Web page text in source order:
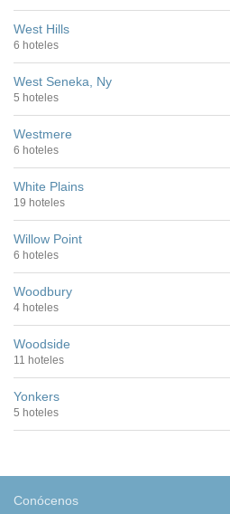
West Hills
6 hoteles
West Seneka, Ny
5 hoteles
Westmere
6 hoteles
White Plains
19 hoteles
Willow Point
6 hoteles
Woodbury
4 hoteles
Woodside
11 hoteles
Yonkers
5 hoteles
Conócenos